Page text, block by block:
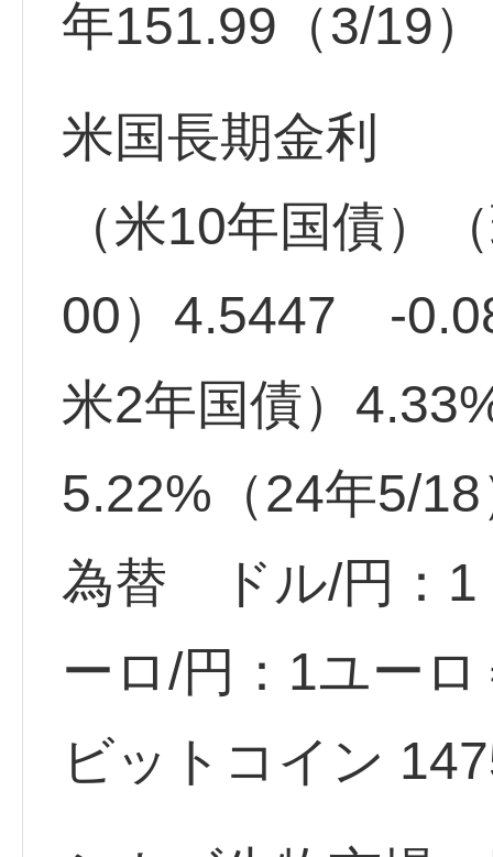
年151.99（3/19
米国長期金利
（米10年国債）
00）4.5447 -
米2年国債）
5.22%（24年5/18
為替 ドル/円：
ーロ/円：1ユー
ビットコイン